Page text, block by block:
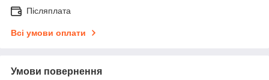
Післяплата
Всі умови оплати
Умови повернення